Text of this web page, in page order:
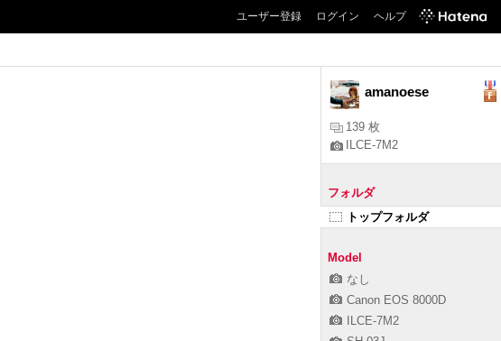
ユーザー登録 ログイン ヘルプ
amanoese
139 枚
ILCE-7M2
フォルダ
トップフォルダ
Model
なし
Canon EOS 8000D
ILCE-7M2